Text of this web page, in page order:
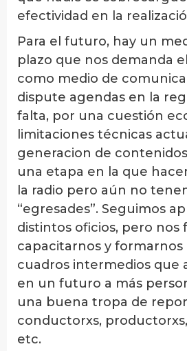
efectividad en la
Para el futuro, hay un
plazo que nos demanda
como medio de
dispute agendas en la
falta, por una cuestión
limitaciones técnicas
generacion de
una etapa en la que
la radio pero aún no
“egresades”. Seguimos
distintos oficios, pero nos
capacitarnos y formarnos
cuadros intermedios que
en un futuro a más
una buena tropa de
conductorxs,
etc.